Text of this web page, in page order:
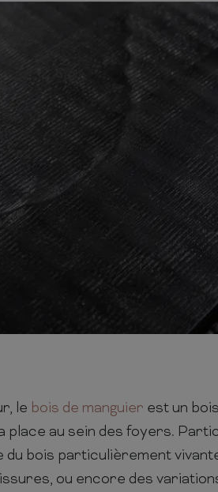
le bois de manguier est un bois
place au sein des foyers.
du bois particulièrement
ou encore des